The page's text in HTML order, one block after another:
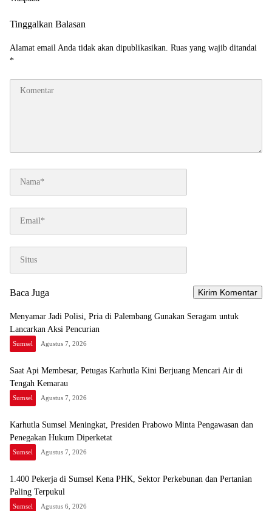
Tinggalkan Balasan
Alamat email Anda tidak akan dipublikasikan. Ruas yang wajib ditandai
*
Baca Juga
Menyamar Jadi Polisi, Pria di Palembang Gunakan Seragam untuk
Lancarkan Aksi Pencurian
Sumsel Agustus 7, 2026
Saat Api Membesar, Petugas Karhutla Kini Berjuang Mencari Air di
Tengah Kemarau
Sumsel Agustus 7, 2026
Karhutla Sumsel Meningkat, Presiden Prabowo Minta Pengawasan dan
Penegakan Hukum Diperketat
Sumsel Agustus 7, 2026
1.400 Pekerja di Sumsel Kena PHK, Sektor Perkebunan dan Pertanian
Paling Terpukul
Sumsel Agustus 6, 2026